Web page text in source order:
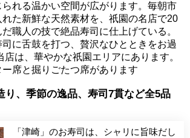
れる温かい空間が広がります。毎朝市
た新鮮な天然素材を、祇園の名店で20
職人の技で絶品寿司に仕上げている。
に舌鼓を打つ、贅沢なひとときをお過
店は、華やかな祇園エリアにあります。
席と掘りごたつ席があります
り、季節の逸品、寿司7貫など全5品
「津崎」のお寿司は、シャリに旨味だし